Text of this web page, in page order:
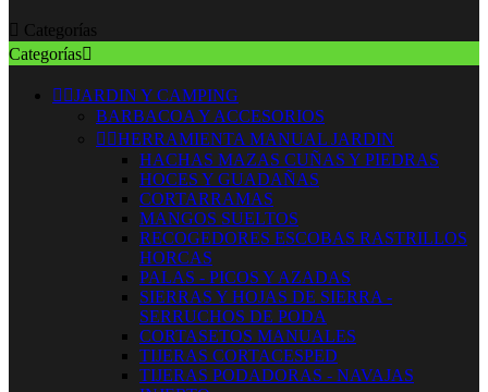
 Categorías
Categorías
 JARDIN Y CAMPING
BARBACOA Y ACCESORIOS
 HERRAMIENTA MANUAL JARDIN
HACHAS MAZAS CUÑAS Y PIEDRAS
HOCES Y GUADAÑAS
CORTARRAMAS
MANGOS SUELTOS
RECOGEDORES ESCOBAS RASTRILLOS
HORCAS
PALAS - PICOS Y AZADAS
SIERRAS Y HOJAS DE SIERRA -
SERRUCHOS DE PODA
CORTASETOS MANUALES
TIJERAS CORTACESPED
TIJERAS PODADORAS - NAVAJAS